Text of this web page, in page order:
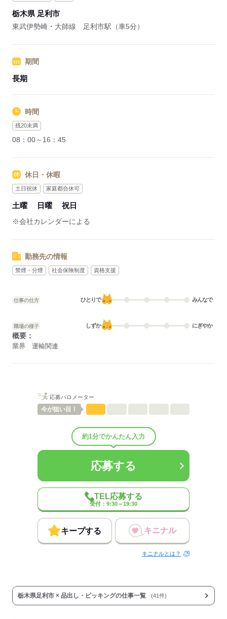
栃木県 足利市
東武伊勢崎・大師線 足利市駅（車5分）
期間
長期
時間
残20未満
08：00～16：45
休日・休暇
土日祝休 家庭都合休可
土曜 日曜 祝日
※会社カレンダーによる
勤務先の情報
禁煙・分煙 社会保険制度 資格支援
仕事の仕方 ひとりで みんなで
職場の様子 しずか にぎやか
概要：
業界 運輸関連
応募バロメーター
今が狙い目！
約1分でかんたん入力
応募する
TEL応募する
受付：9:30～19:30
キープする キニナル
キニナルとは？
栃木県足利市 × 品出し・ピッキングの仕事一覧 (41件)